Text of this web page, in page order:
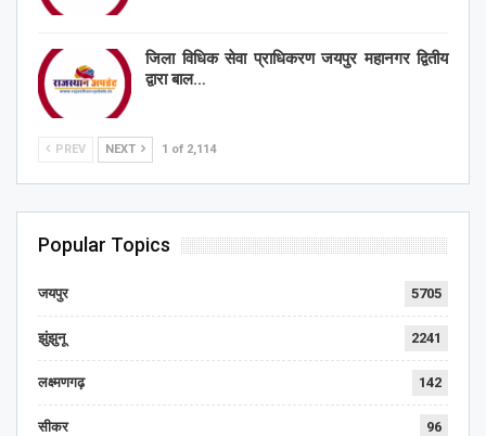
जिला विधिक सेवा प्राधिकरण जयपुर महानगर द्वितीय
द्वारा बाल…
PREV NEXT 1 of 2,114
Popular Topics
जयपुर 5705
झुंझुनू 2241
लक्ष्मणगढ़ 142
सीकर 96